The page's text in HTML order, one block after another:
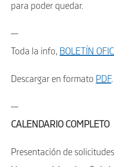
para poder quedar.
—
Toda la info, BOLETÍN
Descargar en formato PDF.
—
CALENDARIO COMPLETO
Presentación de